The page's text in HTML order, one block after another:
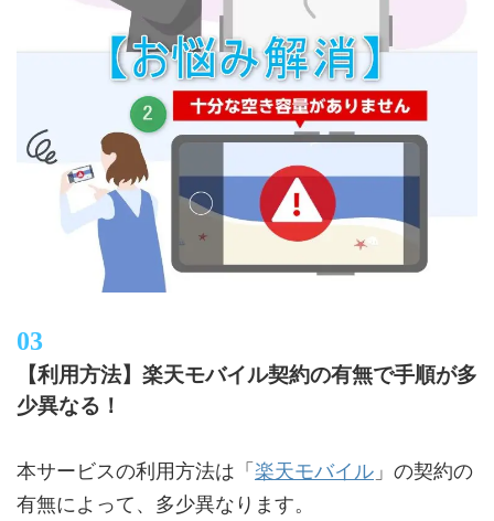
【利用方法】楽天モバイル契約の有無で手順が多
少異なる！
本サービスの利用方法は「 楽天モバイル 」の契約の
有無によって、多少異なります。